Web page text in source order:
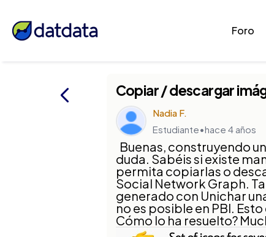
Foro
Copiar / descargar
Nadia F.
Estudiante•hace 4 años
Buenas, construyendo
duda. Sabéis si existe
permita copiarlas o
Social Network Graph.
generado con Unichar
no es posible en PBI.
Cómo lo ha resuelto?